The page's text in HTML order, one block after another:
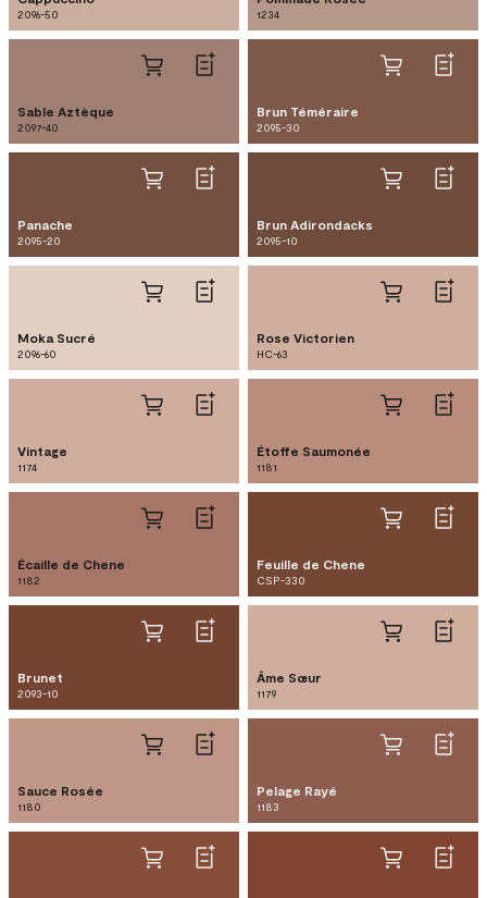
2096-50 1234
Sable Aztèque
2097-40
Brun Téméraire
2095-30
Panache
2095-20
Brun Adirondacks
2095-10
Moka Sucré
2096-60
Rose Victorien
HC-63
Vintage
1174
Étoffe Saumonée
1181
Écaille de Chene
1182
Feuille de Chene
CSP-330
Brunet
2093-10
Âme Sœur
1179
Sauce Rosée
1180
Pelage Rayé
1183